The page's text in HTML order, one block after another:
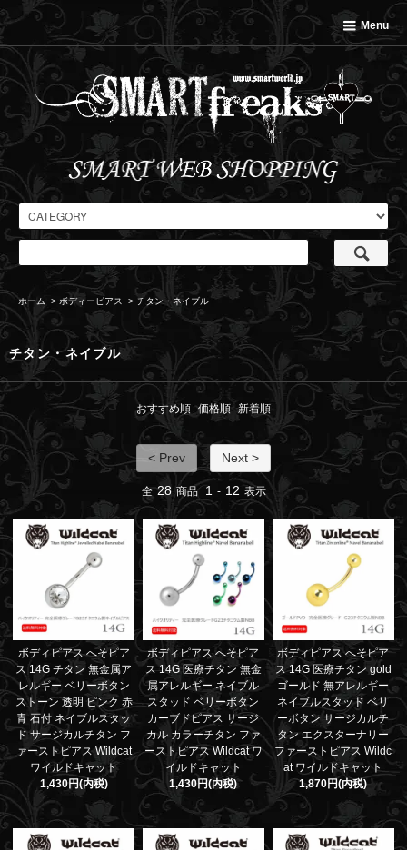
Menu
ホーム > ボディーピアス > チタン・ネイブル
チタン・ネイブル
おすすめ順 価格順 新着順
< Prev Next >
全 28 商品 1 - 12 表示
ボディピアス へそピア
ス 14G チタン 無金属ア
レルギー ベリーボタン
ストーン 透明 ピンク 赤
青 石付 ネイブルスタッ
ド サージカルチタン フ
ァーストピアス Wildcat
ワイルドキャット
1,430円(内税)
ボディピアス へそピア
ス 14G 医療チタン 無金
属アレルギー ネイブル
スタッド ベリーボタン
カーブドピアス サージ
カル カラーチタン ファ
ーストピアス Wildcat ワ
イルドキャット
1,430円(内税)
ボディピアス へそピア
ス 14G 医療チタン gold
ゴールド 無アレルギー
ネイブルスタッド ベリ
ーボタン サージカルチ
タン エクスターナリー
ファーストピアス Wildc
at ワイルドキャット
1,870円(内税)